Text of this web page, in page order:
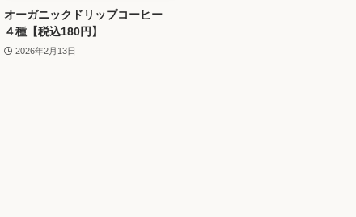
オーガニックドリップコーヒー
４種【税込180円】
2026年2月13日